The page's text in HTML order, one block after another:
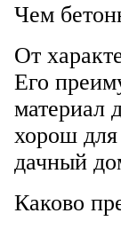
Чем
От
Его
материал
хорош для
дачный
Каково